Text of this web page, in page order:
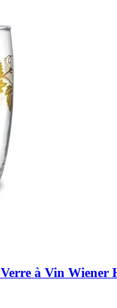
Verre à Vin Wiener